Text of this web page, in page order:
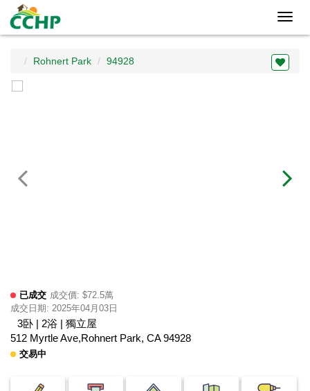
Rohnert Park 94928
已成交 成交價: $72.5萬
成交日期: 2025年04月03日
3卧 | 2浴 | 獨立屋
512 Myrtle Ave,Rohnert Park, CA 94928
交易中